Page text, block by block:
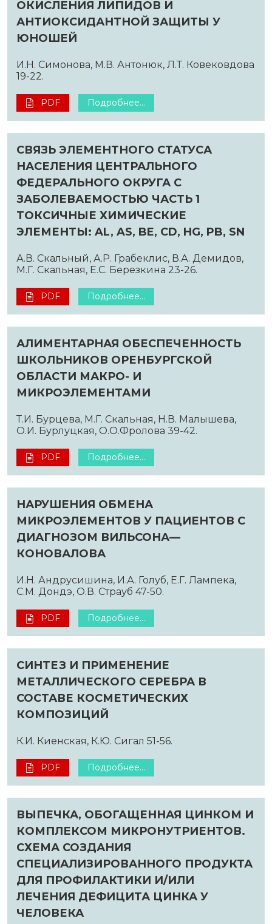
ОКИСЛЕНИЯ ЛИПИДОВ И
АНТИОКСИДАНТНОЙ ЗАЩИТЫ У
ЮНОШЕЙ
И.Н. Симонова, М.В. Антонюк, Л.Т. Ковековдова
19-22.
PDF Подробнее...
СВЯЗЬ ЭЛЕМЕНТНОГО СТАТУСА
НАСЕЛЕНИЯ ЦЕНТРАЛЬНОГО
ФЕДЕРАЛЬНОГО ОКРУГА С
ЗАБОЛЕВАЕМОСТЬЮ ЧАСТЬ 1
ТОКСИЧНЫЕ ХИМИЧЕСКИЕ
ЭЛЕМЕНТЫ: AL, AS, BE, CD, HG, PB, SN
А.В. Скальный, А.Р. Грабеклис, В.А. Демидов,
М.Г. Скальная, Е.С. Березкина 23-26.
PDF Подробнее...
АЛИМЕНТАРНАЯ ОБЕСПЕЧЕННОСТЬ
ШКОЛЬНИКОВ ОРЕНБУРГСКОЙ
ОБЛАСТИ МАКРО- И
МИКРОЭЛЕМЕНТАМИ
Т.И. Бурцева, М.Г. Скальная, Н.В. Малышева,
О.И. Бурлуцкая, О.О.Фролова 39-42.
PDF Подробнее...
НАРУШЕНИЯ ОБМЕНА
МИКРОЭЛЕМЕНТОВ У ПАЦИЕНТОВ С
ДИАГНОЗОМ ВИЛЬСОНА—
КОНОВАЛОВА
И.Н. Андрусишина, И.А. Голуб, Е.Г. Лампека,
С.М. Дондэ, О.В. Страуб 47-50.
PDF Подробнее...
СИНТЕЗ И ПРИМЕНЕНИЕ
МЕТАЛЛИЧЕСКОГО СЕРЕБРА В
СОСТАВЕ КОСМЕТИЧЕСКИХ
КОМПОЗИЦИЙ
К.И. Киенская, К.Ю. Сигал 51-56.
PDF Подробнее...
ВЫПЕЧКА, ОБОГАЩЕННАЯ ЦИНКОМ И
КОМПЛЕКСОМ МИКРОНУТРИЕНТОВ.
СХЕМА СОЗДАНИЯ
СПЕЦИАЛИЗИРОВАННОГО ПРОДУКТА
ДЛЯ ПРОФИЛАКТИКИ И/ИЛИ
ЛЕЧЕНИЯ ДЕФИЦИТА ЦИНКА У
ЧЕЛОВЕКА